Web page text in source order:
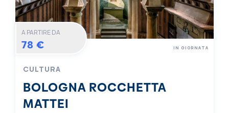
A PARTIRE DA
78 €
CULTURA
BOLOGNA ROCCHETTA
MATTEI
IN GIORNATA